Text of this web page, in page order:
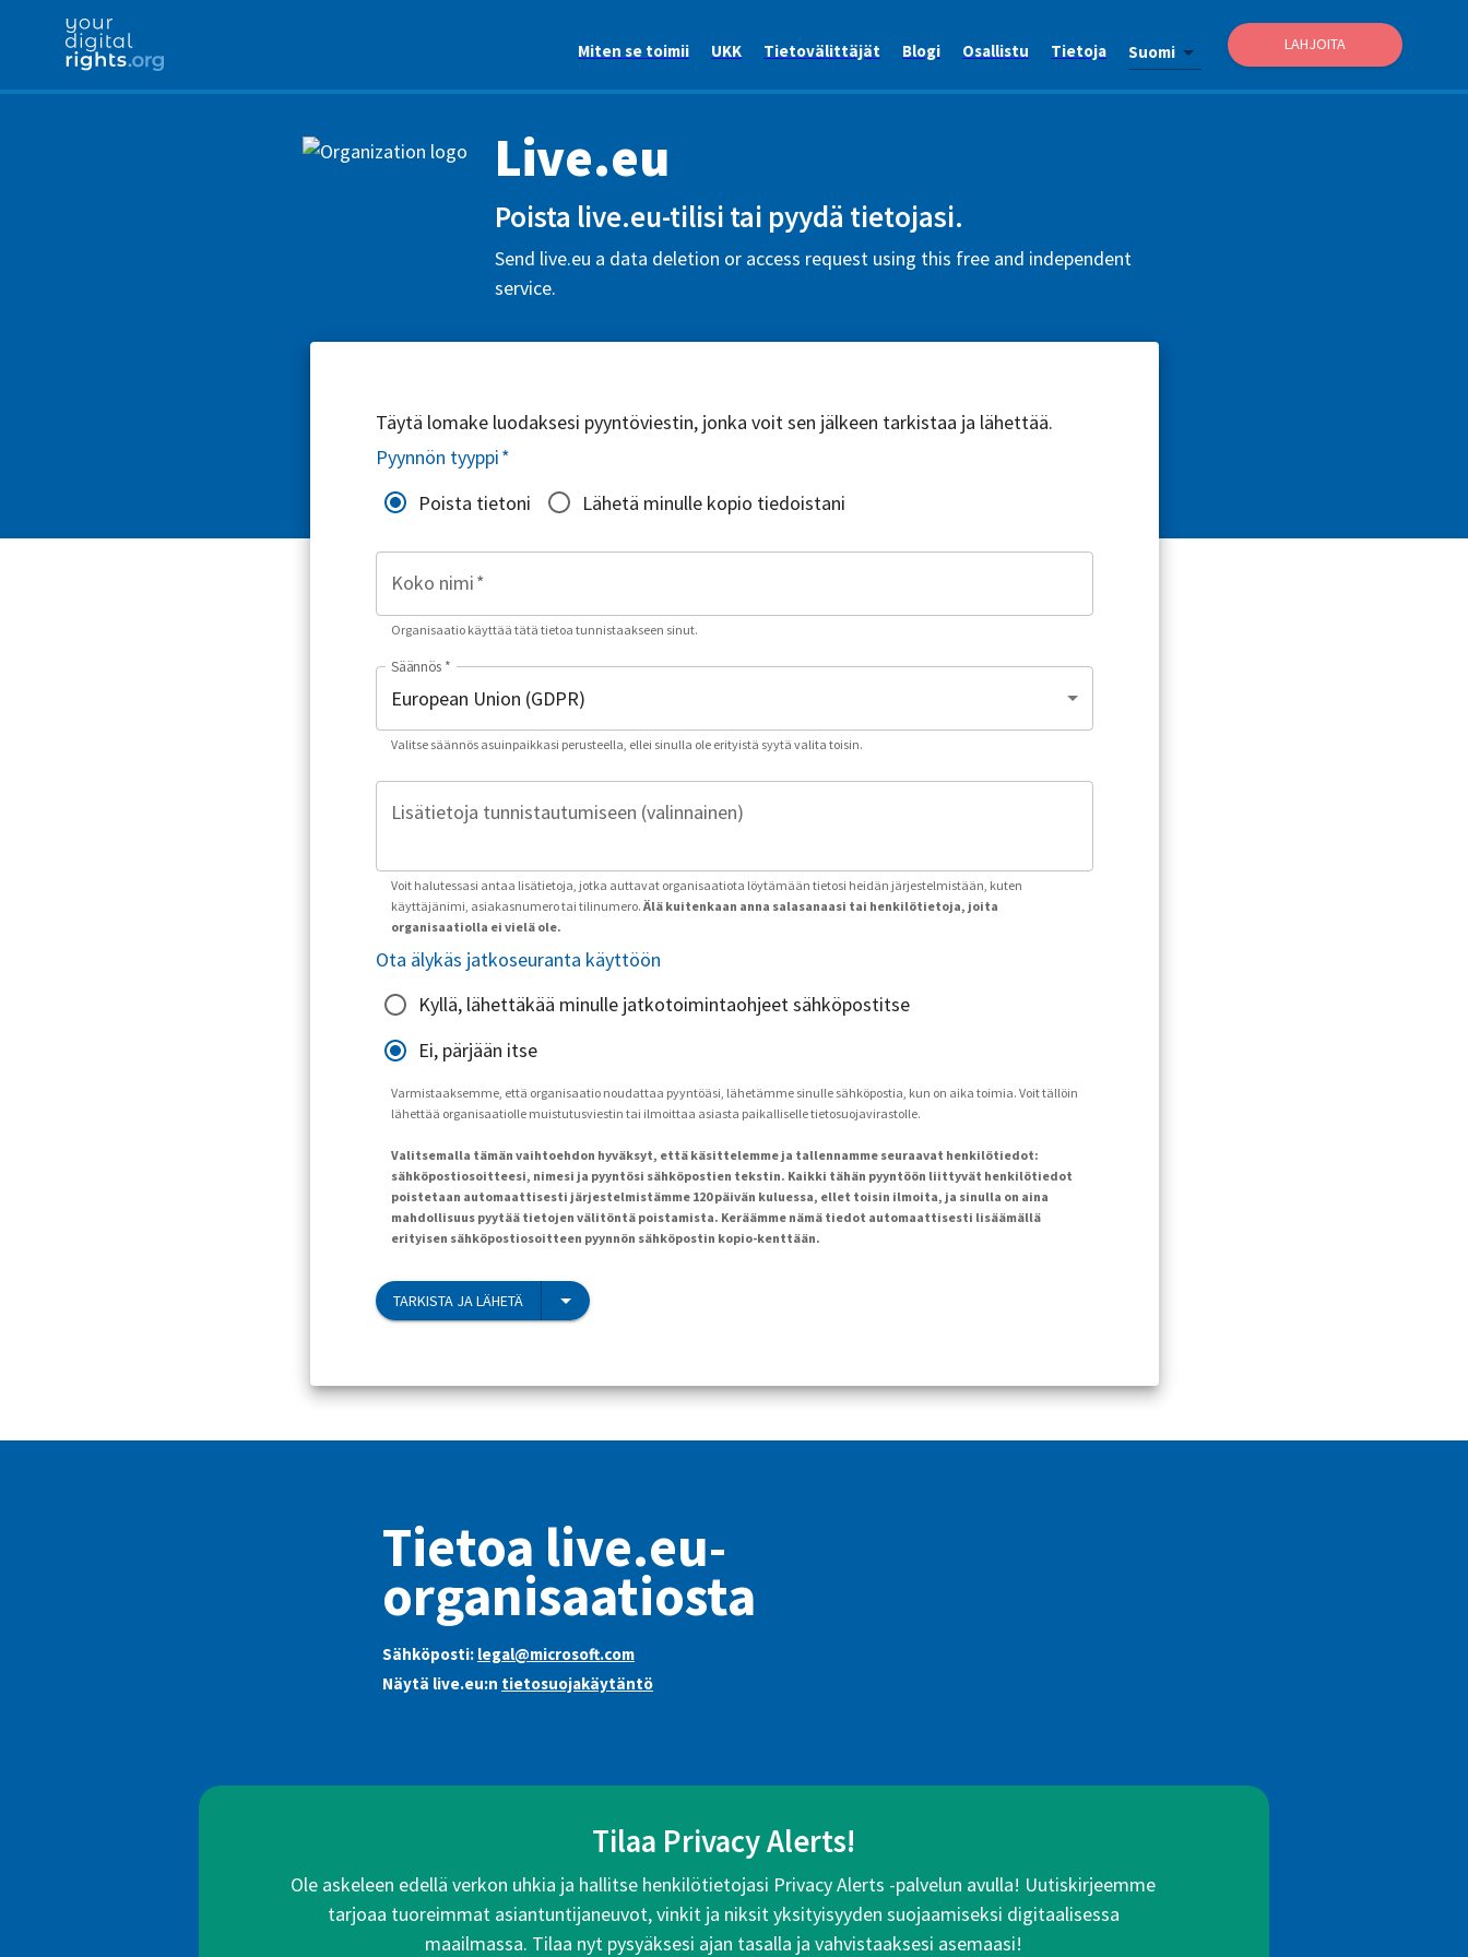
Miten se toimii UKK Tietovälittäjät Blogi Osallistu Tietoja Suomi LAHJOITA
Live.eu
Poista live.eu-tilisi tai pyydä tietojasi.
Send live.eu a data deletion or access request using this free and independent
service.
Täytä lomake luodaksesi pyyntöviestin, jonka voit sen jälkeen tarkistaa ja lähettää.
Pyynnön tyyppi*
Poista tietoni
Lähetä minulle kopio tiedoistani
Koko nimi*
Organisaatio käyttää tätä tietoa tunnistaakseen sinut.
Säännös *
Valitse säännös asuinpaikkasi perusteella, ellei sinulla ole erityistä syytä valita toisin.
Lisätietoja tunnistautumiseen (valinnainen)
Voit halutessasi antaa lisätietoja, jotka auttavat organisaatiota löytämään tietosi heidän järjestelmistään, kuten
käyttäjänimi, asiakasnumero tai tilinumero. Älä kuitenkaan anna salasanaasi tai henkilötietoja, joita
organisaatiolla ei vielä ole.
Ota älykäs jatkoseuranta käyttöön
Kyllä, lähettäkää minulle jatkotoimintaohjeet sähköpostitse
Ei, pärjään itse
Varmistaaksemme, että organisaatio noudattaa pyyntöäsi, lähetämme sinulle sähköpostia, kun on aika toimia. Voit tällöin
lähettää organisaatiolle muistutusviestin tai ilmoittaa asiasta paikalliselle tietosuojavirastolle.
Valitsemalla tämän vaihtoehdon hyväksyt, että käsittelemme ja tallennamme seuraavat henkilötiedot:
sähköpostiosoitteesi, nimesi ja pyyntösi sähköpostien tekstin. Kaikki tähän pyyntöön liittyvät henkilötiedot
poistetaan automaattisesti järjestelmistämme 120 päivän kuluessa, ellet toisin ilmoita, ja sinulla on aina
mahdollisuus pyytää tietojen välitöntä poistamista. Keräämme nämä tiedot automaattisesti lisäämällä
erityisen sähköpostiosoitteen pyynnön sähköpostin kopio-kenttään.
TARKISTA JA LÄHETÄ
Tietoa live.eu-
organisaatiosta
Sähköposti: legal@microsoft.com
Näytä live.eu:n tietosuojakäytäntö
Tilaa Privacy Alerts!
Ole askeleen edellä verkon uhkia ja hallitse henkilötietojasi Privacy Alerts -palvelun avulla! Uutiskirjeemme
tarjoaa tuoreimmat asiantuntijaneuvot, vinkit ja niksit yksityisyyden suojaamiseksi digitaalisessa
maailmassa. Tilaa nyt pysyäksesi ajan tasalla ja vahvistaaksesi asemaasi!